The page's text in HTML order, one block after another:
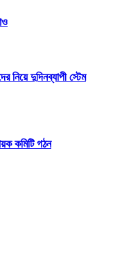
নিয়ে দুদিনব্যাপী স্টেম
কমিটি গঠন